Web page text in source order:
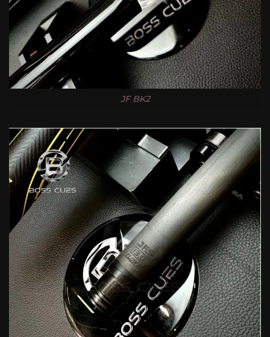
JF BK2